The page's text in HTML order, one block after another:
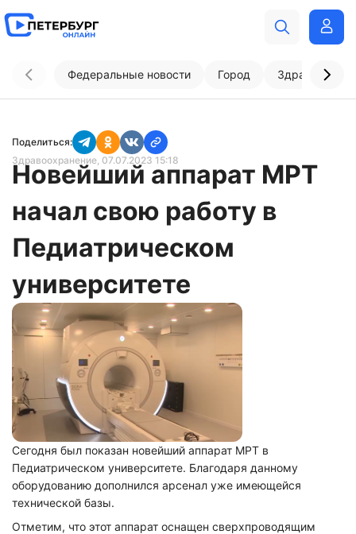
Федеральные новости Город
Поделиться:
Здравоохранение, 07.07.2023 15:18
Новейший аппарат МРТ
начал свою работу в
Педиатрическом
университете
Сегодня был показан новейший аппарат МРТ в
Педиатрическом университете. Благодаря данному
оборудованию дополнился арсенал уже имеющейся
технической базы.
Отметим, что этот аппарат оснащен сверхпроводящим